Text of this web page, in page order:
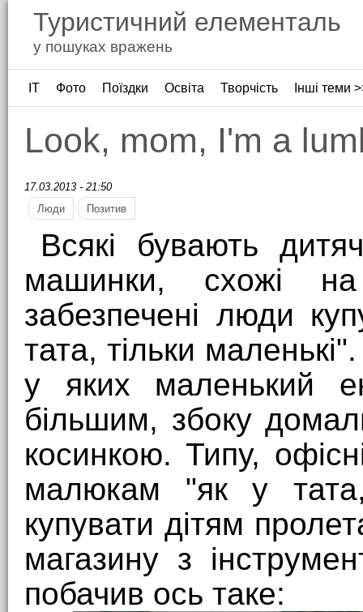
Туристичний елементаль
у пошуках вражень
ІТ Фото Поїздки Освіта Творчість Інші теми
Look, mom, I'm a
17.03.2013 - 21:50
Люди
Позитив
Всякі бувають
машинки, схожі
забезпечені люди
тата, тільки
у яких маленький
більшим, збоку
косинкою. Типу,
малюкам "як у
купувати дітям
магазину з
побачив ось таке: